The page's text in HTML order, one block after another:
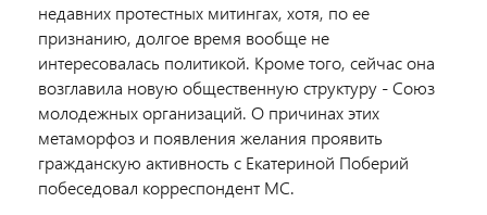
недавних протестных митингах, хотя, по ее
признанию, долгое время вообще не
интересовалась политикой. Кроме того, сейчас она
возглавила новую общественную структуру - Союз
молодежных организаций. О причинах этих
метаморфоз и появления желания проявить
гражданскую активность с Екатериной Поберий
побеседовал корреспондент МС.